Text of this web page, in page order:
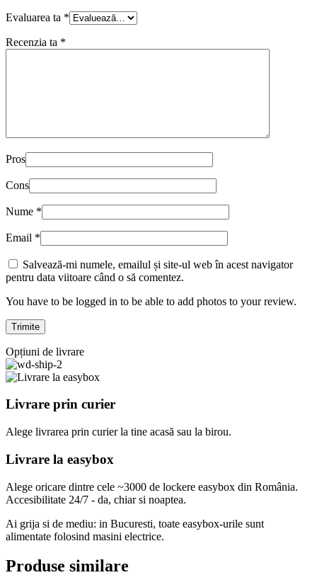
Evaluarea ta *
Recenzia ta *
Pros
Cons
Nume *
Email *
Salvează-mi numele, emailul și site-ul web în acest navigator
pentru data viitoare când o să comentez.
You have to be logged in to be able to add photos to your review.
Opțiuni de livrare
Livrare prin curier
Alege livrarea prin curierla tine acasă sau la birou.
Livrare la easybox
Alege oricare dintre cele ~3000 de lockere easybox din România.
Accesibilitate 24/7 - da, chiar si noaptea.
Ai grija si de mediu: in Bucuresti, toate easybox-urile sunt
alimentate folosind masini electrice.
Produse similare